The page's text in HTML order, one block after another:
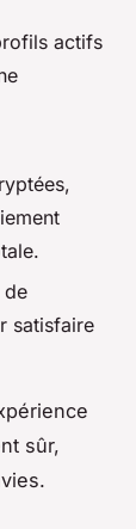
actifs
de
satisfaire
sûr,